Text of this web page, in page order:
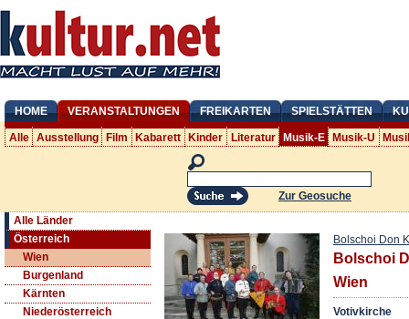
HOME VERANSTALTUNGEN FREIKARTEN SPIELSTÄTTEN
Alle Ausstellung Film Kabarett Kinder Literatur Musik-E Musik-U
Zur Geosuche
Alle Länder
Österreich
Wien
Burgenland
Kärnten
Niederösterreich
Bolschoi Don
Bolschoi
Wien
Votivkirche